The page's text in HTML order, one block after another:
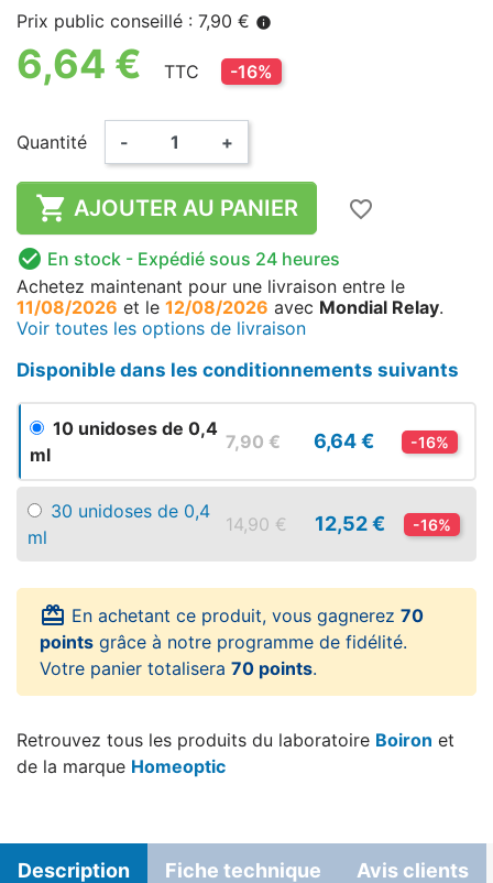
Prix public conseillé : 7,90 € info
6,64 € TTC -16%
Quantité - +
 AJOUTER AU PANIER
favorite_border
 En stock - Expédié sous 24 heures
Achetez maintenant pour une livraison entre le
11/08/2026 et le 12/08/2026 avec Mondial Relay.
Voir toutes les options de livraison
Disponible dans les conditionnements suivants
10 unidoses de 0,4
ml
7,90 € 6,64 € -16%
30 unidoses de 0,4
ml
14,90 € 12,52 € -16%
card_giftcard En achetant ce produit, vous gagnerez 70
points grâce à notre programme de fidélité.
Votre panier totalisera 70 points.
Retrouvez tous les produits du laboratoire Boiron et
de la marque Homeoptic
Description Fiche technique Avis clients